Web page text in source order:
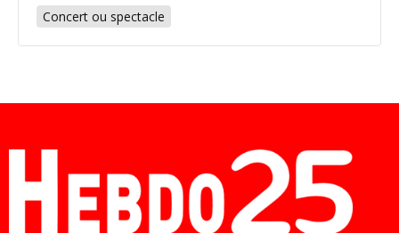
Concert ou spectacle